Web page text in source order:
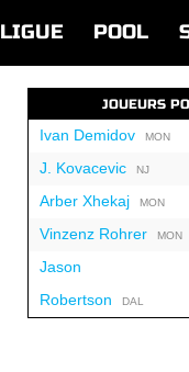
LIGUE POOL
JOUEURS
Ivan DemidovMON
J. KovacevicNJ
Arber XhekajMON
Vinzenz RohrerMON
Jason
Robertson DAL